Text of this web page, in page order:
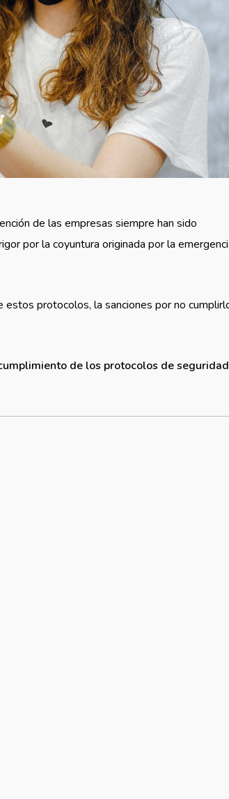
de las empresas siempre han sido
por la coyuntura originada por la
protocolos, la sanciones por no
de los protocolos de